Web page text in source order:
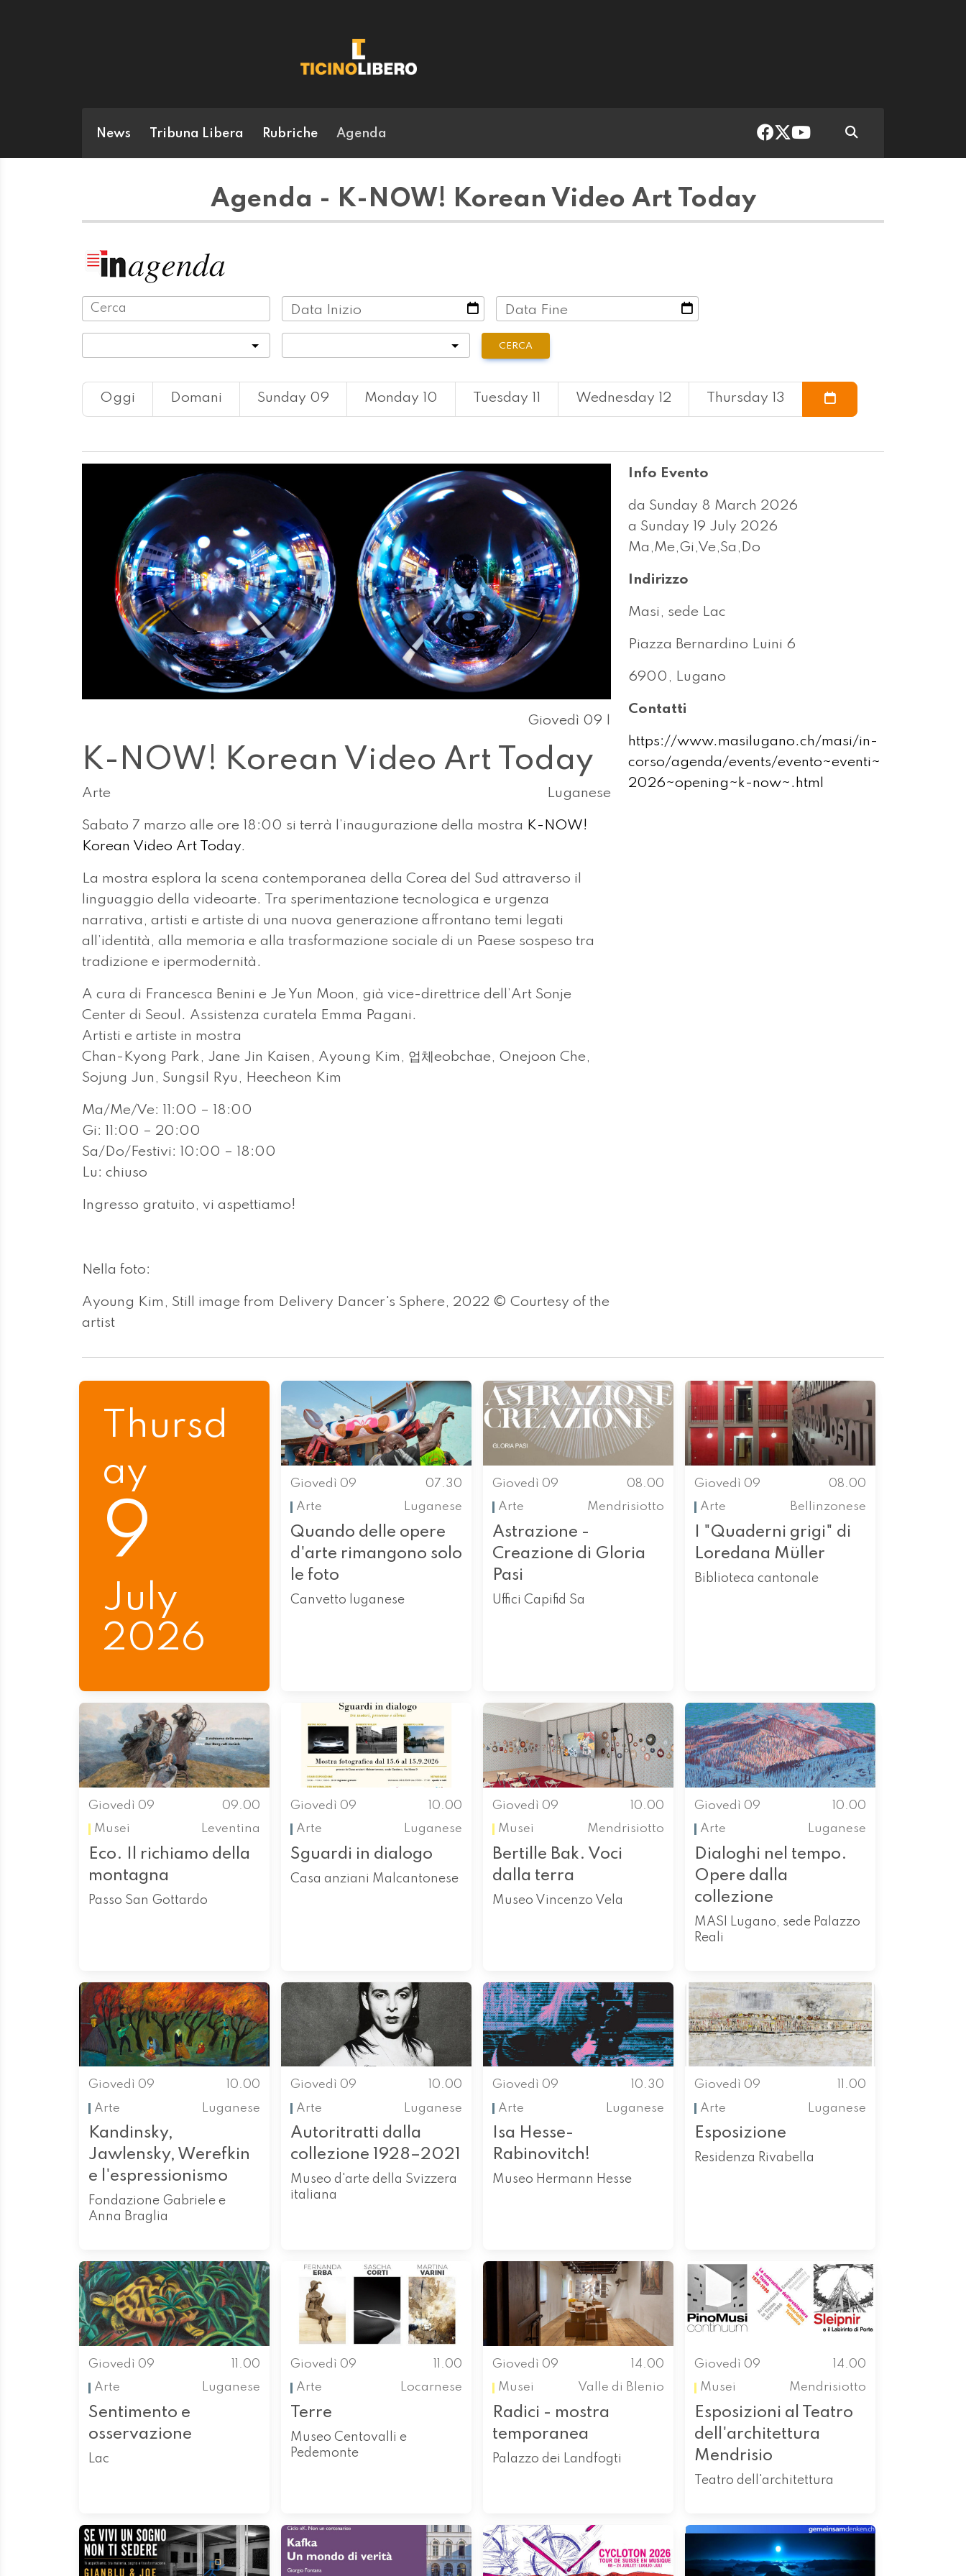
News Tribuna Libera Rubriche Agenda
Agenda - K-NOW! Korean Video Art Today
Data Inizio Data Fine
CERCA
Oggi Domani Sunday 09 Monday 10 Tuesday 11 Wednesday 12 Thursday 13
Giovedì 09 |
K-NOW! Korean Video Art Today
Arte Luganese
Sabato 7 marzo alle ore 18:00 si terrà l’inaugurazione della mostra K-NOW!
Korean Video Art Today.
La mostra esplora la scena contemporanea della Corea del Sud attraverso il
linguaggio della videoarte. Tra sperimentazione tecnologica e urgenza
narrativa, artisti e artiste di una nuova generazione affrontano temi legati
all’identità, alla memoria e alla trasformazione sociale di un Paese sospeso tra
tradizione e ipermodernità.
A cura di Francesca Benini e Je Yun Moon, già vice-direttrice dell’Art Sonje
Center di Seoul. Assistenza curatela Emma Pagani.
Artisti e artiste in mostra
Chan-Kyong Park, Jane Jin Kaisen, Ayoung Kim, 업체eobchae, Onejoon Che,
Sojung Jun, Sungsil Ryu, Heecheon Kim
Ma/Me/Ve: 11:00 – 18:00
Gi: 11:00 – 20:00
Sa/Do/Festivi: 10:00 – 18:00
Lu: chiuso
Ingresso gratuito, vi aspettiamo!
Nella foto:
Ayoung Kim, Still image from Delivery Dancer's Sphere, 2022 © Courtesy of the
artist
Info Evento
da Sunday 8 March 2026
a Sunday 19 July 2026
Ma,Me,Gi,Ve,Sa,Do
Indirizzo
Masi, sede Lac
Piazza Bernardino Luini 6
6900, Lugano
Contatti
https://www.masilugano.ch/masi/in-
corso/agenda/events/evento~eventi~
2026~opening~k-now~.html
Thursd
ay
9
July
2026
Giovedì 09
07.30
Arte
Luganese
Quando delle opere
d'arte rimangono solo
le foto
Canvetto luganese
Giovedì 09
08.00
Arte
Mendrisiotto
Astrazione -
Creazione di Gloria
Pasi
Uffici Capifid Sa
Giovedì 09
08.00
Arte
Bellinzonese
I "Quaderni grigi" di
Loredana Müller
Biblioteca cantonale
Giovedì 09
09.00
Musei
Leventina
Eco. Il richiamo della
montagna
Passo San Gottardo
Giovedì 09
10.00
Arte
Luganese
Sguardi in dialogo
Casa anziani Malcantonese
Giovedì 09
10.00
Musei
Mendrisiotto
Bertille Bak. Voci
dalla terra
Museo Vincenzo Vela
Giovedì 09
10.00
Arte
Luganese
Dialoghi nel tempo.
Opere dalla
collezione
MASI Lugano, sede Palazzo
Reali
Giovedì 09
10.00
Arte
Luganese
Kandinsky,
Jawlensky, Werefkin
e l'espressionismo
Fondazione Gabriele e
Anna Braglia
Giovedì 09
10.00
Arte
Luganese
Autoritratti dalla
collezione 1928–2021
Museo d'arte della Svizzera
italiana
Giovedì 09
10.30
Arte
Luganese
Isa Hesse-
Rabinovitch!
Museo Hermann Hesse
Giovedì 09
11.00
Arte
Luganese
Esposizione
Residenza Rivabella
Giovedì 09
11.00
Arte
Luganese
Sentimento e
osservazione
Lac
Giovedì 09
11.00
Arte
Locarnese
Terre
Museo Centovalli e
Pedemonte
Giovedì 09
14.00
Musei
Valle di Blenio
Radici - mostra
temporanea
Palazzo dei Landfogti
Giovedì 09
14.00
Musei
Mendrisiotto
Esposizioni al Teatro
dell'architettura
Mendrisio
Teatro dell'architettura